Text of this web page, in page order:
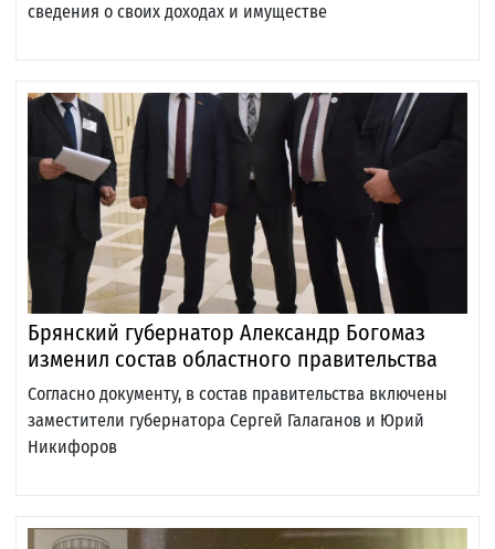
сведения о своих доходах и имуществе
Брянский губернатор Александр Богомаз
изменил состав областного правительства
Согласно документу, в состав правительства включены
заместители губернатора Сергей Галаганов и Юрий
Никифоров